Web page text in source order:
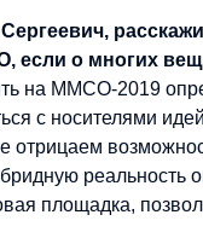
если о многих
на ММСО-2019
с носителями
отрицаем
площадка,